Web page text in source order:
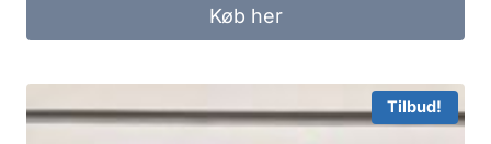
Køb her
Tilbud!